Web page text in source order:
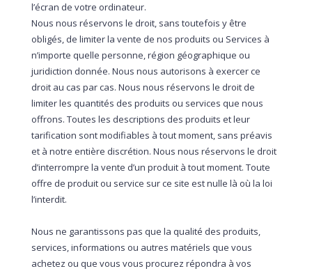
l’écran de votre ordinateur.
Nous nous réservons le droit, sans toutefois y être
obligés, de limiter la vente de nos produits ou Services à
n’importe quelle personne, région géographique ou
juridiction donnée. Nous nous autorisons à exercer ce
droit au cas par cas. Nous nous réservons le droit de
limiter les quantités des produits ou services que nous
offrons. Toutes les descriptions des produits et leur
tarification sont modifiables à tout moment, sans préavis
et à notre entière discrétion. Nous nous réservons le droit
d’interrompre la vente d’un produit à tout moment. Toute
offre de produit ou service sur ce site est nulle là où la loi
l’interdit.
Nous ne garantissons pas que la qualité des produits,
services, informations ou autres matériels que vous
achetez ou que vous vous procurez répondra à vos